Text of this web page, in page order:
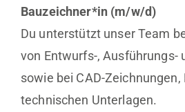
Bauzeichner*in (m/w/d)
Du unterstützt unser Team
von Entwurfs-, Ausführungs-
sowie bei CAD-
technischen Unterlagen.